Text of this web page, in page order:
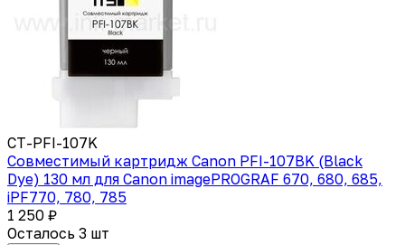
CT-PFI-107K
Совместимый картридж Canon PFI-107BK (Black
Dye) 130 мл для Canon imagePROGRAF 670, 680, 685,
iPF770, 780, 785
1 250 ₽
Осталось 3 шт